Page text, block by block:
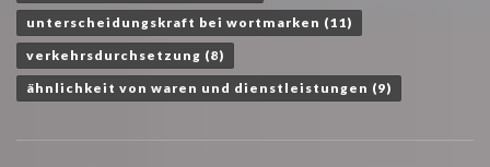
unterscheidungskraft bei wortmarken (11)
verkehrsdurchsetzung (8)
ähnlichkeit von waren und dienstleistungen (9)